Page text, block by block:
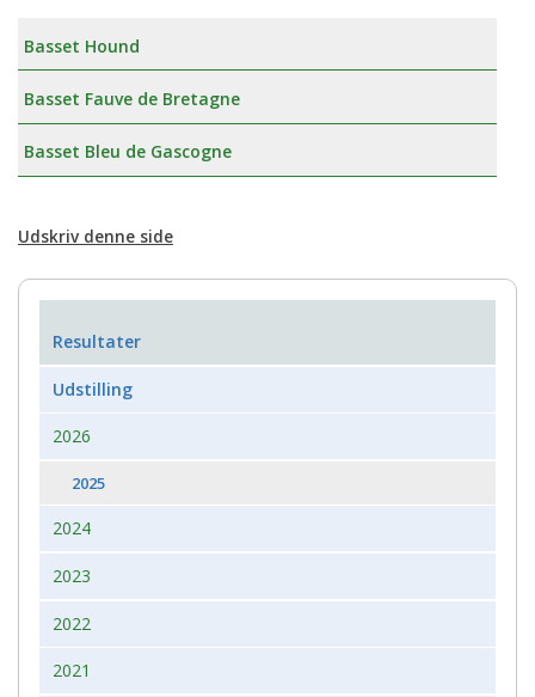
Basset Hound
Basset Fauve de Bretagne
Basset Bleu de Gascogne
Udskriv denne side
Resultater
Udstilling
2026
2025
2024
2023
2022
2021